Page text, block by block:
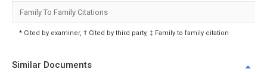
Family To Family Citations
* Cited by examiner, † Cited by third party, ‡ Family to family citation
Similar Documents